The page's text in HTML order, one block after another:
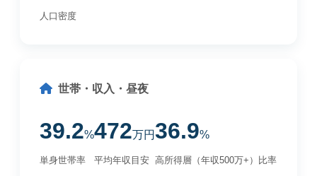
人口密度
世帯・収入・昼夜
39.2%
単身世帯率
472万円
平均年収目安
36.9%
高所得層（年収500万+）比率